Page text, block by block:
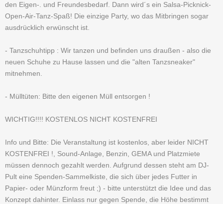
den Eigen-. und Freundesbedarf. Dann wird´s ein Salsa-Picknick-
Open-Air-Tanz-Spaß! Die einzige Party, wo das Mitbringen sogar
ausdrücklich erwünscht ist.
- Tanzschuhtipp : Wir tanzen und befinden uns draußen - also die
neuen Schuhe zu Hause lassen und die "alten Tanzsneaker"
mitnehmen.
- Mülltüten: Bitte den eigenen Müll entsorgen !
WICHTIG!!!! KOSTENLOS NICHT KOSTENFREI
Info und Bitte: Die Veranstaltung ist kostenlos, aber leider NICHT
KOSTENFREI !, Sound-Anlage, Benzin, GEMA und Platzmiete
müssen dennoch gezahlt werden. Aufgrund dessen steht am DJ-
Pult eine Spenden-Sammelkiste, die sich über jedes Futter in
Papier- oder Münzform freut ;) - bitte unterstützt die Idee und das
Konzept dahinter. Einlass nur gegen Spende, die Höhe bestimmt